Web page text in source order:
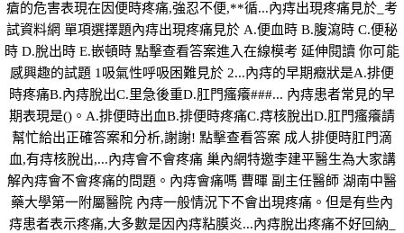
瘡的危害表現在因便時疼痛,強忍不便,**循...內痔出現疼痛見於_考
試資料網 單項選擇題內痔出現疼痛見於 A.便血時 B.腹瀉時 C.便秘
時 D.脫出時 E.嵌頓時 點擊查看答案進入在線模考 延伸閱讀 你可能
感興趣的試題 1吸氣性呼吸困難見於 2...內痔的早期癥狀是A.排便
時疼痛B.內痔脫出C.里急後重D.肛門瘙癢###... 內痔患者常見的早
期表現是()。A.排便時出血B.排便時疼痛C.痔核脫出D.肛門瘙癢請
幫忙給出正確答案和分析,謝謝! 點擊查看答案 成人排便時肛門滴
血,有痔核脫出,...內痔會不會疼痛 巢內網特邀李建平醫生為大家講
解內痔會不會疼痛的問題。內痔會痛嗎 曹暉 副主任醫師 湖南中醫
藥大學第一附屬醫院 內痔一般情況下不會出現疼痛。但是有些內
痔患者表示疼痛,大多數是因內痔粘膜炎...內痔脫出疼痛不好回納_